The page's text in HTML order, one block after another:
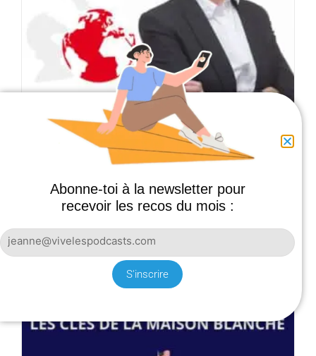
GÉOPOLITIQUE
L’actualité des dynamiques géopolitiques mondiales
pour mieux comprendre notre monde.
Abonne-toi à la newsletter pour
recevoir les recos du mois :
S'inscrire